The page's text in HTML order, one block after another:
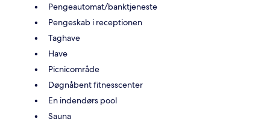
Pengeautomat/banktjeneste
Pengeskab i receptionen
Taghave
Have
Picnicområde
Døgnåbent fitnesscenter
En indendørs pool
Sauna